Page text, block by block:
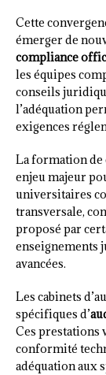
Cette
émerger de
compliance
les équipes
conseils
l’adéquation
exigences
La formation de
enjeu majeur
universitaires
transversale,
proposé par
enseignements
avancées.
Les cabinets
spécifiques d’
Ces prestations
conformité
adéquation aux